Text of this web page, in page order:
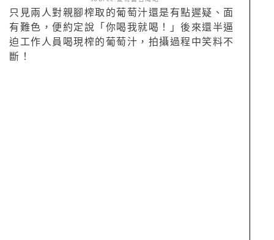
只見兩人對親腳榨取的葡萄汁還是有點遲疑、面
有難色，便約定說「你喝我就喝！」後來還半逼
迫工作人員喝現榨的葡萄汁，拍攝過程中笑料不
斷！